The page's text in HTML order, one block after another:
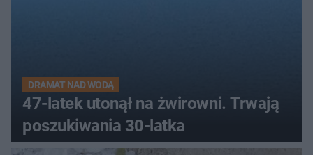
DRAMAT NAD WODĄ
47-latek utonął na żwirowni. Trwają
poszukiwania 30-latka